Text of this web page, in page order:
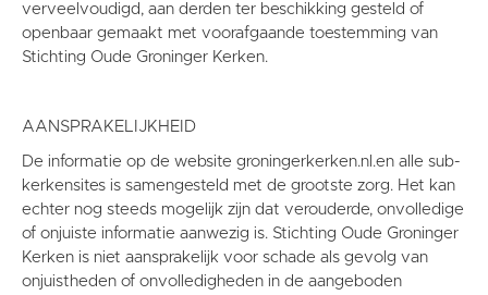
verveelvoudigd, aan derden ter beschikking gesteld of
openbaar gemaakt met voorafgaande toestemming van
Stichting Oude Groninger Kerken.
AANSPRAKELIJKHEID
De informatie op de website groningerkerken.nl.en alle sub-
kerkensites is samengesteld met de grootste zorg. Het kan
echter nog steeds mogelijk zijn dat verouderde, onvolledige
of onjuiste informatie aanwezig is. Stichting Oude Groninger
Kerken is niet aansprakelijk voor schade als gevolg van
onjuistheden of onvolledigheden in de aangeboden